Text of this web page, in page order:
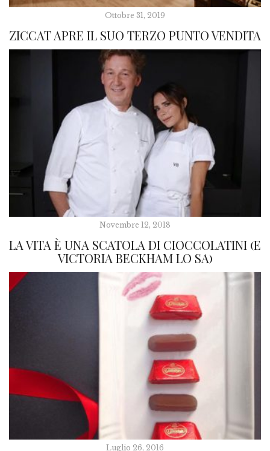
Ottobre 31, 2019
ZICCAT APRE IL SUO TERZO PUNTO VENDITA
Novembre 12, 2018
LA VITA È UNA SCATOLA DI CIOCCOLATINI (E
VICTORIA BECKHAM LO SA)
Luglio 26, 2016